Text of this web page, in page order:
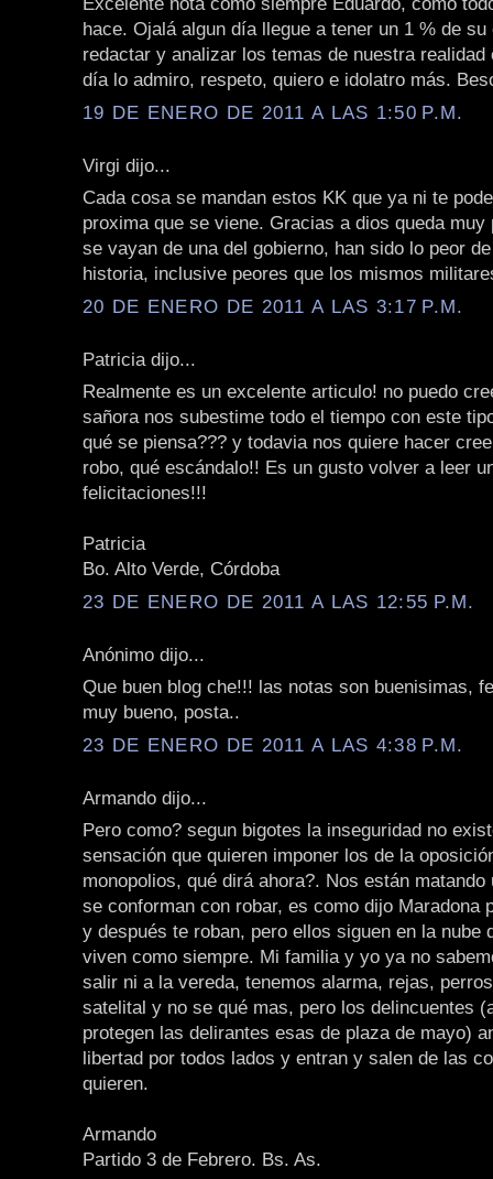
hace. Ojalá algun día llegue a tener un 1 % de su
redactar y analizar los temas de nuestra realidad
día lo admiro, respeto, quiero e idolatro más.
19 DE ENERO DE 2011 A LAS 1:50 P.M.
Virgi dijo...
Cada cosa se mandan estos KK que ya ni te
proxima que se viene. Gracias a dios queda muy
se vayan de una del gobierno, han sido lo peor
historia, inclusive peores que los mismos
20 DE ENERO DE 2011 A LAS 3:17 P.M.
Patricia dijo...
Realmente es un excelente articulo! no puedo
sañora nos subestime todo el tiempo con este
qué se piensa??? y todavia nos quiere hacer
robo, qué escándalo!! Es un gusto volver a leer
felicitaciones!!!
Patricia
Bo. Alto Verde, Córdoba
23 DE ENERO DE 2011 A LAS 12:55 P.M.
Anónimo dijo...
Que buen blog che!!! las notas son buenisimas,
muy bueno, posta..
23 DE ENERO DE 2011 A LAS 4:38 P.M.
Armando dijo...
Pero como? segun bigotes la inseguridad no
sensación que quieren imponer los de la
monopolios, qué dirá ahora?. Nos están matando
se conforman con robar, es como dijo Maradona
y después te roban, pero ellos siguen en la nube
viven como siempre. Mi familia y yo ya no
salir ni a la vereda, tenemos alarma, rejas,
satelital y no se qué mas, pero los delincuentes
protegen las delirantes esas de plaza de mayo)
libertad por todos lados y entran y salen de las
quieren.
Armando
Partido 3 de Febrero. Bs. As.